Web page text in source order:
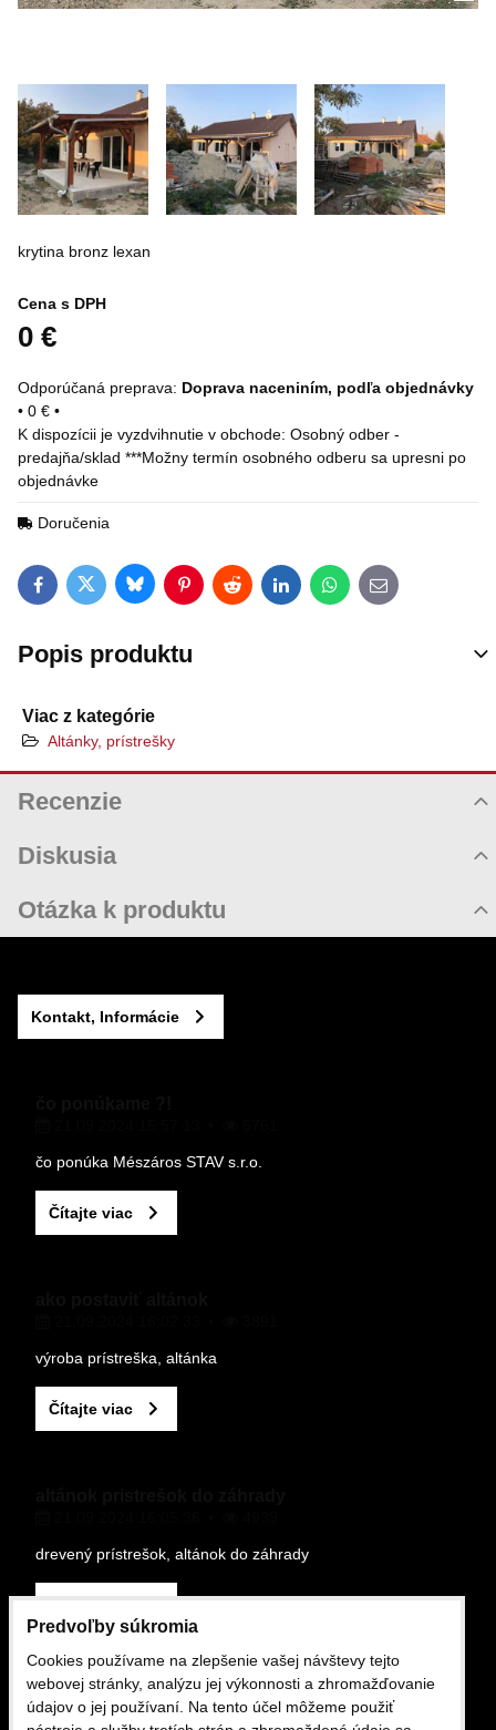
krytina bronz lexan
Cena s DPH
0 €
Doprava naceniním, podľa objednávky
• 0 € •
Osobný odber -
predajňa/sklad ***Možny termín osobného odberu sa upresni po
objednávke
Doručenia
FacebookTwitterBlueskyPinterestRedditLinkedInWhatsApp
E-mail
Popis produktu
Viac z kategórie
Altánky, prístrešky
Recenzie
Diskusia
Zatiaľ nie sú žiadne komentáre! Buďte prvý!
Otázka k produktu
Kontakt, Informácie
čo ponúka Mészáros STAV s.r.o.
Čítajte viac
výroba prístreška, altánka
Čítajte viac
drevený prístrešok, altánok do záhrady
OBCHODNÉ PODMIENKY
Predvoľby súkromia
Cookies používame na zlepšenie vašej návštevy tejto
webovej stránky, analýzu jej výkonnosti a zhromažďovanie
údajov o jej používaní. Na tento účel môžeme použiť